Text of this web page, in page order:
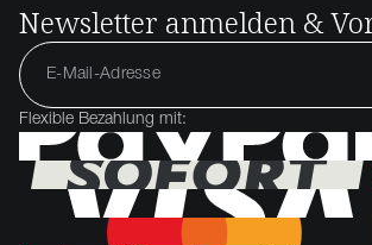
Newsletter anmelden &
Flexible Bezahlung mit: